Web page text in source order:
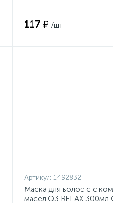
117 ₽ /шт
Артикул: 1492832
Маска для волос с с
масел Q3 RELAX